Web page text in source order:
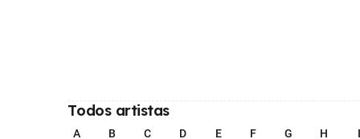
Todos artistas
A B C D E F G H I